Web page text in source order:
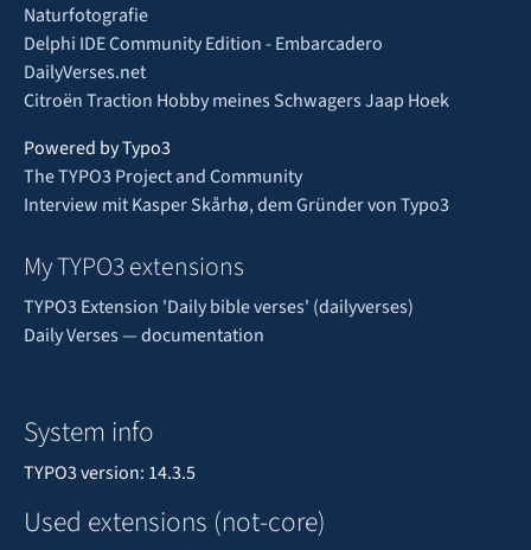
Naturfotografie
Delphi IDE Community Edition - Embarcadero
DailyVerses.net
Citroën Traction Hobby meines Schwagers Jaap Hoek
Powered by Typo3
The TYPO3 Project and Community
Interview mit Kasper Skårhø, dem Gründer von Typo3
My TYPO3 extensions
TYPO3 Extension 'Daily bible verses' (dailyverses)
Daily Verses — documentation
System info
TYPO3 version: 14.3.5
Used extensions (not-core)